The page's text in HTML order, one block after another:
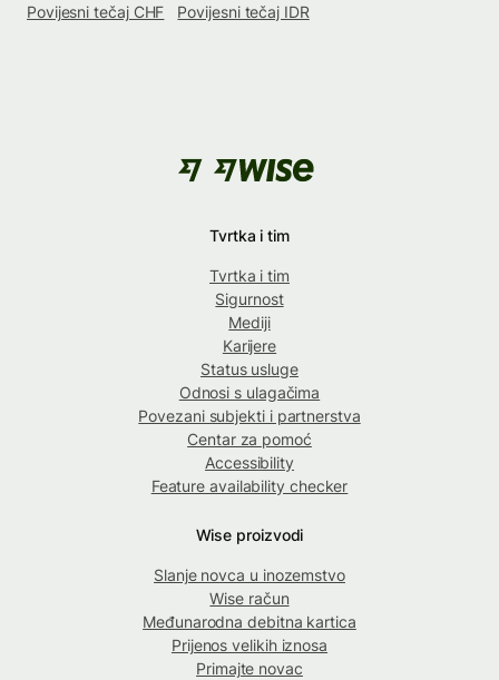
Povijesni tečaj CHF
Povijesni tečaj IDR
Tvrtka i tim
Tvrtka i tim
Sigurnost
Mediji
Karijere
Status usluge
Odnosi s ulagačima
Povezani subjekti i partnerstva
Centar za pomoć
Accessibility
Feature availability checker
Wise proizvodi
Slanje novca u inozemstvo
Wise račun
Međunarodna debitna kartica
Prijenos velikih iznosa
Primajte novac